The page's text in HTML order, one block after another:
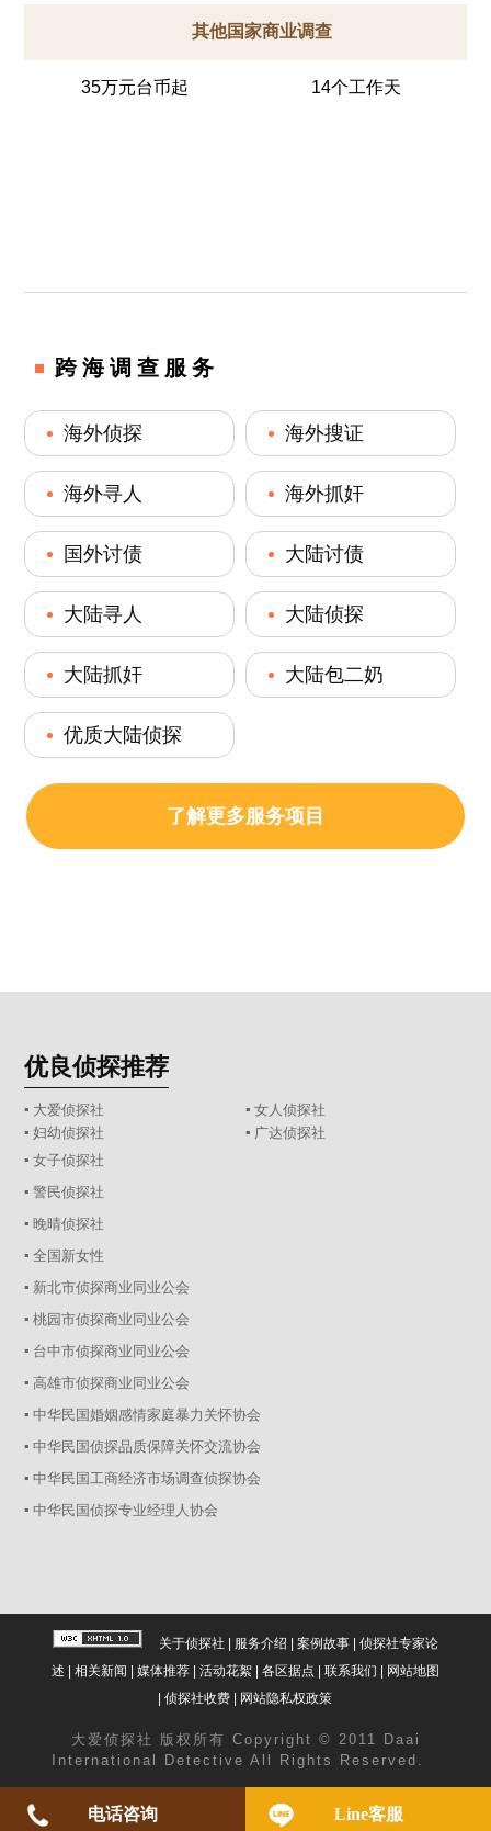
其他国家商业调查
35万元台币起 14个工作天
跨海调查服务
海外侦探 海外搜证
海外寻人 海外抓奸
国外讨债 大陆讨债
大陆寻人 大陆侦探
大陆抓奸 大陆包二奶
优质大陆侦探
了解更多服务项目
优良侦探推荐
▪ 大爱侦探社
▪ 女人侦探社
▪ 妇幼侦探社
▪ 广达侦探社
▪ 女子侦探社
▪ 警民侦探社
▪ 晚晴侦探社
▪ 全国新女性
▪ 新北市侦探商业同业公会
▪ 桃园市侦探商业同业公会
▪ 台中市侦探商业同业公会
▪ 高雄市侦探商业同业公会
▪ 中华民国婚姻感情家庭暴力关怀协会
▪ 中华民国侦探品质保障关怀交流协会
▪ 中华民国工商经济市场调查侦探协会
▪ 中华民国侦探专业经理人协会
关于侦探社 | 服务介绍 | 案例故事| 侦探社专家论
述 | 相关新闻 | 媒体推荐| 活动花絮| 各区据点 | 联系我们 | 网站地图
|侦探社收费 | 网站隐私权政策
大爱 侦探社
版权所有 Copyright © 2011 Daai
International Detective All Rights Reserved.
电话咨询 Line客服